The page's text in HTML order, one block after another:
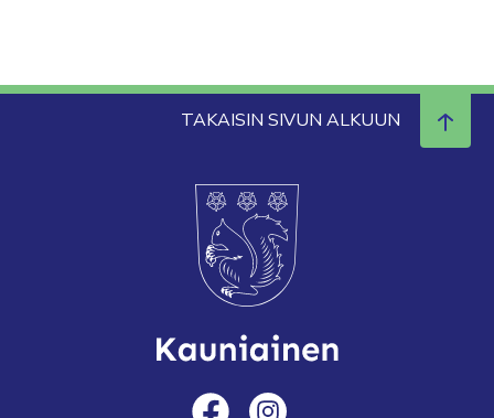
TAKAISIN SIVUN ALKUUN